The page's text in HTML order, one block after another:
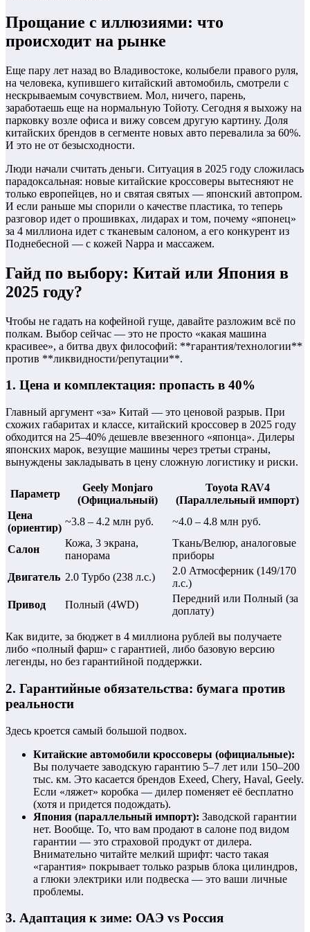
Прощание с иллюзиями: что
происходит на рынке
Еще пару лет назад во Владивостоке, колыбели правого руля,
на человека, купившего китайский автомобиль, смотрели с
нескрываемым сочувствием. Мол, ничего, парень,
заработаешь еще на нормальную Тойоту. Сегодня я выхожу на
парковку возле офиса и вижу совсем другую картину. Доля
китайских брендов в сегменте новых авто перевалила за 60%.
И это не от безысходности.
Люди начали считать деньги. Ситуация в 2025 году сложилась
парадоксальная: новые китайские кроссоверы вытесняют не
только европейцев, но и святая святых — японский автопром.
И если раньше мы спорили о качестве пластика, то теперь
разговор идет о прошивках, лидарах и том, почему «японец»
за 4 миллиона идет с тканевым салоном, а его конкурент из
Поднебесной — с кожей Nappa и массажем.
Гайд по выбору: Китай или Япония в
2025 году?
Чтобы не гадать на кофейной гуще, давайте разложим всё по
полкам. Выбор сейчас — это не просто «какая машина
красивее», а битва двух философий: **гарантия/технологии**
против **ликвидности/репутации**.
1. Цена и комплектация: пропасть в 40%
Главный аргумент «за» Китай — это ценовой разрыв. При
схожих габаритах и классе, китайский кроссовер в 2025 году
обходится на 25–40% дешевле ввезенного «японца». Дилеры
японских марок, везущие машины через третьи страны,
вынуждены закладывать в цену сложную логистику и риски.
Параметр
Geely Monjaro
(Официальный)
Toyota RAV4
(Параллельный импорт)
Цена
(ориентир)
~3.8 – 4.2 млн руб. ~4.0 – 4.8 млн руб.
Салон
Кожа, 3 экрана,
панорама
Ткань/Велюр, аналоговые
приборы
Двигатель 2.0 Турбо (238 л.с.)
2.0 Атмосферник (149/170
л.с.)
Привод
Полный (4WD)
Передний или Полный (за
доплату)
Как видите, за бюджет в 4 миллиона рублей вы получаете
либо «полный фарш» с гарантией, либо базовую версию
легенды, но без гарантийной поддержки.
2. Гарантийные обязательства: бумага против
реальности
Здесь кроется самый большой подвох.
Китайские автомобили кроссоверы (официальные):
Вы получаете заводскую гарантию 5–7 лет или 150–200
тыс. км. Это касается брендов Exeed, Chery, Haval, Geely.
Если «ляжет» коробка — дилер поменяет её бесплатно
(хотя и придется подождать).
Япония (параллельный импорт): Заводской гарантии
нет. Вообще. То, что вам продают в салоне под видом
гарантии — это страховой продукт от дилера.
Внимательно читайте мелкий шрифт: часто такая
«гарантия» покрывает только разрыв блока цилиндров,
а глюки электрики или подвеска — это ваши личные
проблемы.
3. Адаптация к зиме: ОАЭ vs Россия